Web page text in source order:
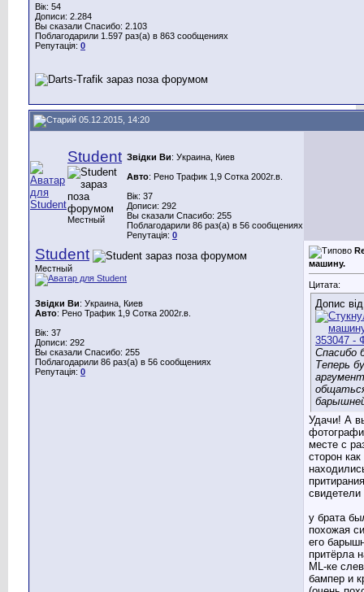
Вік: 54
Дописи: 2.284
Вы сказали Спасибо: 2.103
Поблагодарили 1.597 раз(а) в 863 сообщениях
Репутація: 0
05.12.2015, 14:20
Student
Местный
Звідки Ви: Украина, Киев
Авто: Рено Трафик 1,9 Сотка 2002г.в.
Вік: 37
Дописи: 292
Вы сказали Спасибо: 255
Поблагодарили 86 раз(а) в 56 сообщениях
Репутація: 0
Student
Местный
Звідки Ви: Украина, Киев
Авто: Рено Трафик 1,9 Сотка 2002г.в.
Вік: 37
Дописи: 292
Вы сказали Спасибо: 255
Поблагодарили 86 раз(а) в 56 сообщениях
Репутація: 0
машину.
Цитата:
Допис
Спасибо
Теперь
Удачи! А
месте с
сторон
у брата
похожая
его
притёрла
ML-ке
бампер и